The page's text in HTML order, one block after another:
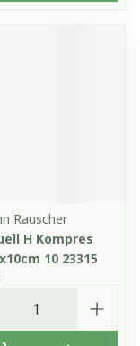
Rauscher
H Kompres
10 23315